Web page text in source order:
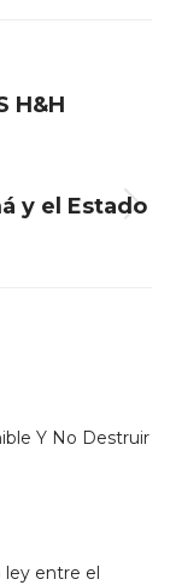
H&H
y el Estado
Y No Destruir
ley entre el